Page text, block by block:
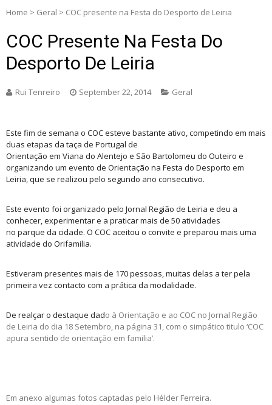
Home > Geral > COC presente na Festa do Desporto de Leiria
COC Presente Na Festa Do
Desporto De Leiria
Rui Tenreiro September 22, 2014 Geral
Este fim de semana o COC esteve bastante ativo, competindo em mais
duas etapas da taça de Portugal de
Orientação em Viana do Alentejo e São Bartolomeu do Outeiro e
organizando um evento de Orientação na Festa do Desporto em
Leiria, que se realizou pelo segundo ano consecutivo.
Este evento foi organizado pelo Jornal Região de Leiria e deu a
conhecer, experimentar e a praticar mais de 50 atividades
no parque da cidade. O COC aceitou o convite e preparou mais uma
atividade do Orifamilia.
Estiveram presentes mais de 170 pessoas, muitas delas a ter pela
primeira vez contacto com a prática da modalidade.
De realçar o destaque dado à Orientação e ao COC no Jornal Região
de Leiria do dia 18 Setembro, na página 31, com o simpático titulo ‘COC
apura sentido de orientação em familia’.
Em anexo algumas fotos captadas pelo Hélder Ferreira.